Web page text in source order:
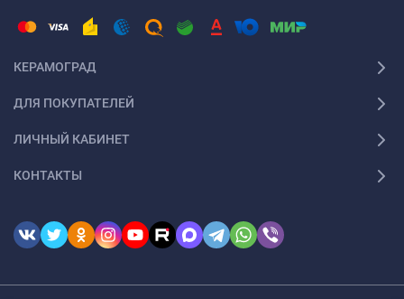
КЕРАМОГРАД
ДЛЯ ПОКУПАТЕЛЕЙ
ЛИЧНЫЙ КАБИНЕТ
КОНТАКТЫ